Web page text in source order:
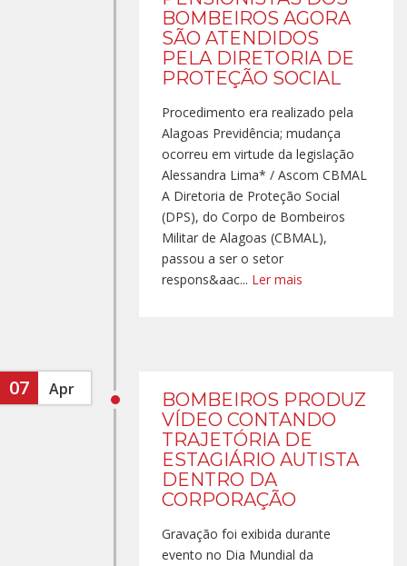
BOMBEIROS AGORA
SÃO ATENDIDOS
PELA DIRETORIA DE
PROTEÇÃO SOCIAL
Procedimento era realizado pela
Alagoas Previdência; mudança
ocorreu em virtude da legislação
Alessandra Lima* / Ascom CBMAL
A Diretoria de Proteção Social
(DPS), do Corpo de Bombeiros
Militar de Alagoas (CBMAL),
passou a ser o setor
respons&aac... Ler mais
07 Apr
BOMBEIROS PRODUZ
VÍDEO CONTANDO
TRAJETÓRIA DE
ESTAGIÁRIO AUTISTA
DENTRO DA
CORPORAÇÃO
Gravação foi exibida durante
evento no Dia Mundial da